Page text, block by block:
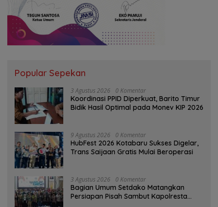
Popular Sepekan
3 Agustus 2026 0 Komentar
Koordinasi PPID Diperkuat, Barito Timur
Bidik Hasil Optimal pada Monev KIP 2026
9 Agustus 2026 0 Komentar
HubFest 2026 Kotabaru Sukses Digelar,
Trans Saijaan Gratis Mulai Beroperasi
3 Agustus 2026 0 Komentar
Bagian Umum Setdako Matangkan
Persiapan Pisah Sambut Kapolresta